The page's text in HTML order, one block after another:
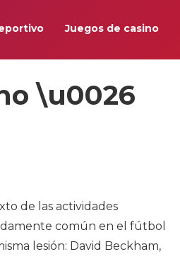
Juegos de casino
\u0026
de las actividades
común en el fútbol
lesión: David Beckham,